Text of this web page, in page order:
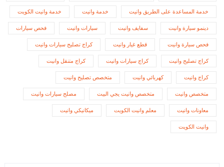
خدمة المساعدة على الطريق وانيت خدمة وانيت خدمة وانيت الكويت
دينمو سيارة وانيت سفايف وانيت سيارات وانيت فحص سيارات
فحص سيارة وانيت قطع غيار وانيت كراج تصليح سيارات وانيت
كراج تصليح وانيت كراج سيارات وانيت كراج متنقل وانيت
كراج وانيت كهربائي وانيت متخصص تصليح وانيت
متخصص وانيت متخصص وانيت يجي البيت مصلح سيارات وانيت
معاونات وانيت معلم وانيت الكويت ميكانيكي وانيت
وانيت الكويت